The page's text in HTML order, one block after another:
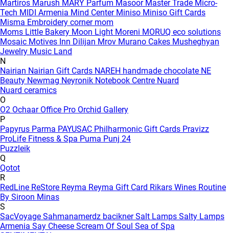
Martiros Marush MARY Parfum Masoor Master Trade Micro-
Tech MIDI Armenia Mind Center Miniso Miniso Gift Cards
Misma Embroidery corner mom
Moms Little Bakery Moon Light Moreni MORUQ eco solutions
Mosaic Motives Inn Dilijan Mrov Murano Cakes Musheghyan
Jewelry Music Land
N
Nairian Nairian Gift Cards NAREH handmade chocolate NE
Beauty Newmag Neyronik Notebook Centre Nuard
Nuard ceramics
O
O2 Ochaar Office Pro Orchid Gallery
P
Papyrus Parma PAYUSAC Philharmonic Gift Cards Pravizz
ProLife Fitness & Spa Puma Punj 24
Puzzleik
Q
Qotot
R
RedLine ReStore Reyma Reyma Gift Card Rikars Wines Routine
By Siroon Minas
S
SacVoyage Sahmanamerdz baciknerSalt Lamps Salty Lamps
Armenia Say Cheese Scream Of Soul Sea of Spa